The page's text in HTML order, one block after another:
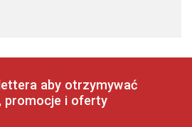
aby otrzymywać
promocje i oferty